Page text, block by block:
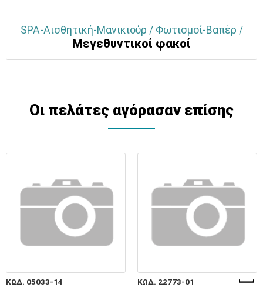
SPA-Αισθητική-Μανικιούρ / Φωτισμοί-Βαπέρ /
Μεγεθυντικοί φακοί
Οι πελάτες αγόρασαν επίσης
ΚΩΔ. 05033-14 ΚΩΔ. 22773-01